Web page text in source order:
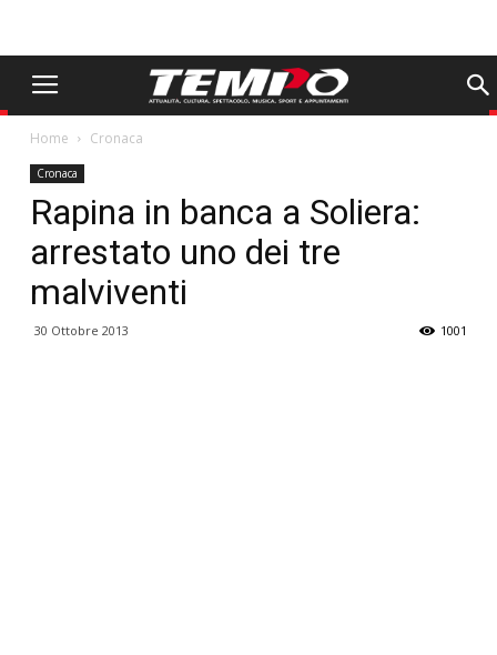
Home Cronaca
Cronaca
Rapina in banca a Soliera:
arrestato uno dei tre
malviventi
30 Ottobre 2013 1001